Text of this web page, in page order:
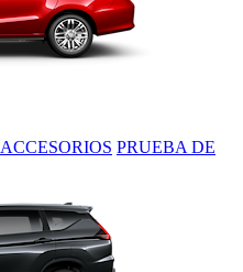
ACCESORIOS PRUEBA DE